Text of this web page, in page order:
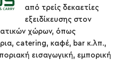
από τρείς δεκαετίες
εξειδίκευσης στον
χώρων, όπως
catering, καφέ, bar κ.λπ.,
εισαγωγική, εμπορική